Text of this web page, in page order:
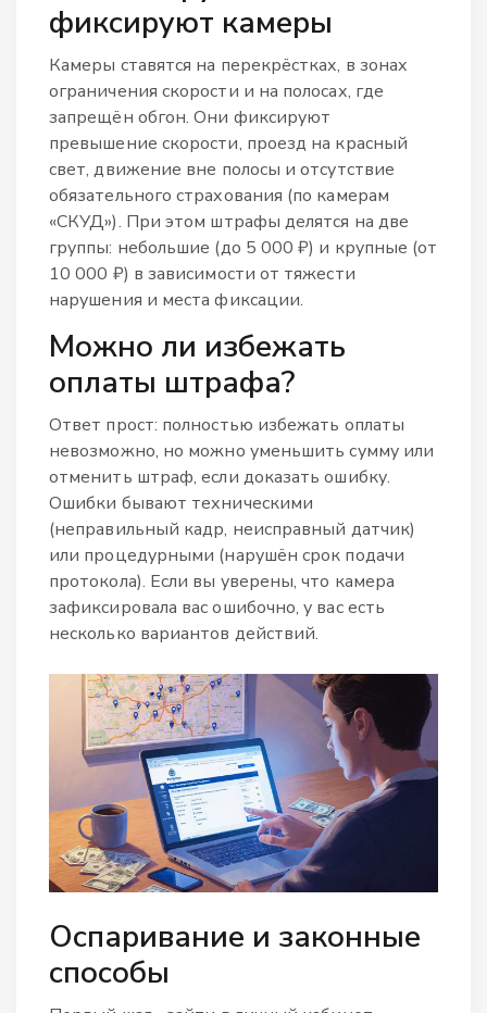
фиксируют камеры
Камеры ставятся на перекрёстках, в зонах
ограничения скорости и на полосах, где
запрещён обгон. Они фиксируют
превышение скорости, проезд на красный
свет, движение вне полосы и отсутствие
обязательного страхования (по камерам
«СКУД»). При этом штрафы делятся на две
группы: небольшие (до 5 000 ₽) и крупные (от
10 000 ₽) в зависимости от тяжести
нарушения и места фиксации.
Можно ли избежать
оплаты штрафа?
Ответ прост: полностью избежать оплаты
невозможно, но можно уменьшить сумму или
отменить штраф, если доказать ошибку.
Ошибки бывают техническими
(неправильный кадр, неисправный датчик)
или процедурными (нарушён срок подачи
протокола). Если вы уверены, что камера
зафиксировала вас ошибочно, у вас есть
несколько вариантов действий.
Оспаривание и законные
способы